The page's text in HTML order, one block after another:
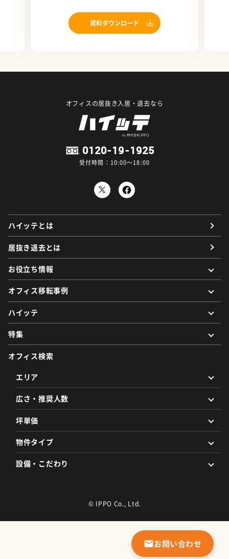
資料ダウンロード
オフィスの居抜き入居・退去なら
0120-19-1925
受付時間：10:00～18:00
ハイッテとは
居抜き退去とは
お役立ち情報
オフィス移転事例
ハイッテ
特集
オフィス検索
エリア
広さ・推奨人数
坪単価
物件タイプ
設備・こだわり
© IPPO Co., Ltd.
お問い合わせ